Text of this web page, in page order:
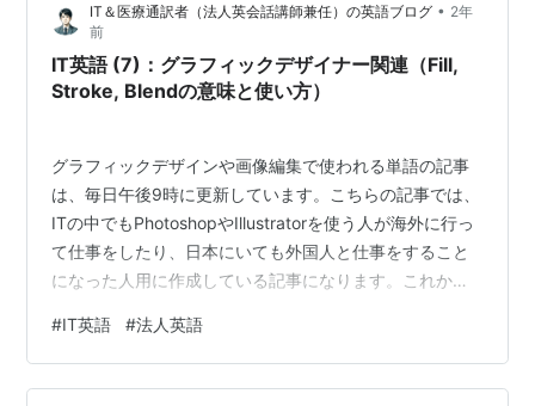
差は大きく出てきますので、一緒に継続して勉強できれ
ば幸いです:D IT英語 (8)：グラフィックデ…
IT＆医療通訳者（法人英会話講師兼任）の英語ブログ • 2年
前
IT英語 (7)：グラフィックデザイナー関連（Fill,
Stroke, Blendの意味と使い方）
グラフィックデザインや画像編集で使われる単語の記事
は、毎日午後9時に更新しています。こちらの記事では、
ITの中でもPhotoshopやIllustratorを使う人が海外に行っ
て仕事をしたり、日本にいても外国人と仕事をすること
になった人用に作成している記事になります。これから
Illustratorを使ったことがない人でも、知識を一緒に増や
して学べるように日本語の意味の解説もあるので、みて
くださいね！毎日3つずつでも継続すると1カ月、2カ月と
#IT英語 #法人英語